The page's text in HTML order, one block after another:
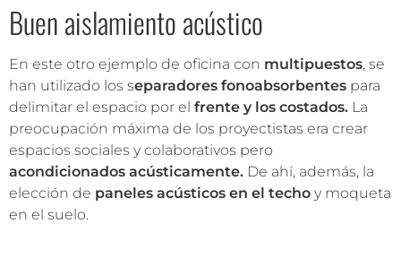
Buen aislamiento acústico
En este otro ejemplo de oficina con multipuestos, se
han utilizado los separadores fonoabsorbentes para
delimitar el espacio por el frente y los costados. La
preocupación máxima de los proyectistas era crear
espacios sociales y colaborativos pero
acondicionados acústicamente. De ahí, además, la
elección de paneles acústicos en el techo y moqueta
en el suelo.